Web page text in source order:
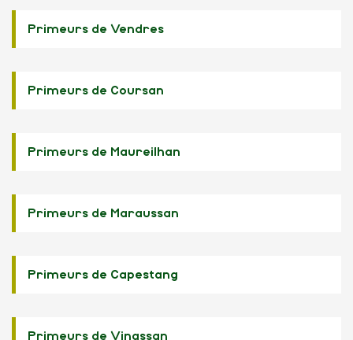
Primeurs de Vendres
Primeurs de Coursan
Primeurs de Maureilhan
Primeurs de Maraussan
Primeurs de Capestang
Primeurs de Vinassan